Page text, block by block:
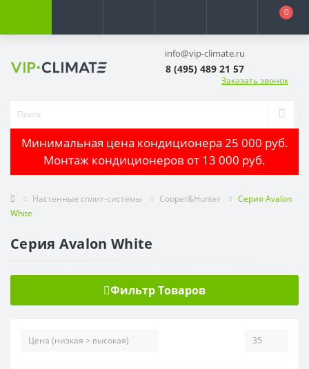
0
info@vip-climate.ru
8 (495) 489 21 57
Заказать звонок
Минимальная цена кондиционера 25 000 руб.
Монтаж кондиционеров от 13 000 руб.
Настенные сплит-системы Cooper&Hunter
Cерия Avalon
White
Cерия Avalon White
Фильтр Товаров